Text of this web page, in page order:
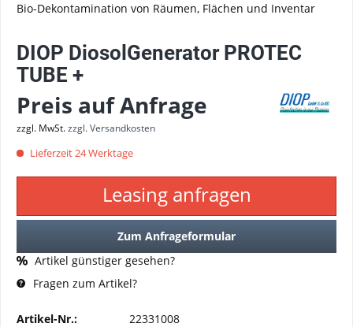
Bio-Dekontamination von Räumen, Flächen und Inventar
DIOP DiosolGenerator PROTEC
TUBE +
Preis auf Anfrage
zzgl. MwSt.zzgl. Versandkosten
Lieferzeit 24 Werktage
Leasing anfragen
Zum Anfrageformular
Artikel günstiger gesehen?
Fragen zum Artikel?
Artikel-Nr.:
22331008